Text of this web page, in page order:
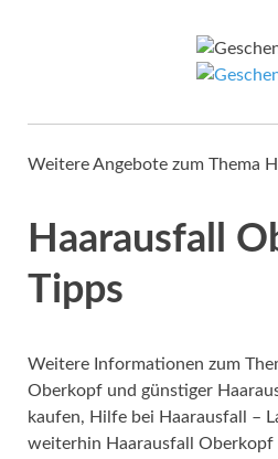
Weitere Angebote zum Thema
Haarausfall
Tipps
Weitere Informationen zum
Oberkopf und günstiger
kaufen, Hilfe bei Haarausfall –
weiterhin Haarausfall Oberkopf